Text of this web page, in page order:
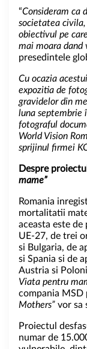
“Consideram ca
societatea
obiectivul pe
mai moara dand
presedintele
Cu ocazia
expozitia de
gravidelor din
luna septembrie
fotograful
World Vision
sprijinul firmei
Despre proiectul
mame”
Romania
mortalitatii
aceasta este de
UE-27, de trei
si Bulgaria, de
si Spania si de
Austria si
Viata pentru
compania MSD
Mothers” vor sa
Proiectul
numar de